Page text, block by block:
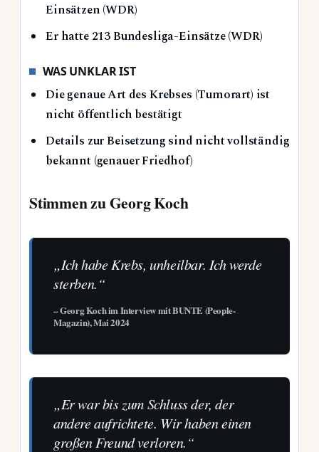
Einsätzen (WDR)
Er hatte 213 Bundesliga-Einsätze (WDR)
WAS UNKLAR IST
Die genaue Art des Krebses (Tumorart) ist
nicht öffentlich bestätigt
Details zur Beisetzung sind nicht vollständig
bekannt (genauer Friedhof)
Stimmen zu Georg Koch
„Ich habe Krebs, unheilbar. Ich werde
sterben.“
– Georg Koch im Interview mit BUNTE (People-
Magazin), Mai 2024
„Er war bis zum Schluss der, der
andere aufrichtete. Wir haben einen
großen Freund verloren.“